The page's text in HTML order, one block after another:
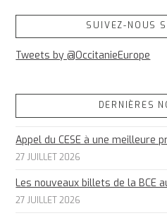
SUIVEZ-NOUS
Tweets by @OccitanieEurope
DERNIÈRES
Appel du CESE à une meilleure
27 JUILLET 2026
Les nouveaux billets de la BCE
27 JUILLET 2026